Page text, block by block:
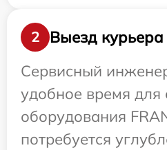
2
Выезд курьера
Сервисный
удобное время для
оборудования
потребуется